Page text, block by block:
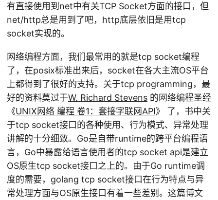
有直接使用到net中有关TCP Socket方面的接口，但
net/http总是用到了吧，http底层依旧是用tcp
socket实现的。
网络编程方面，我们最常用的就是tcp socket编程
了，在posix标准出来后，socket在各大主流OS平台
上都得到了很好的支持。关于tcp programming，最
好的资料莫过于W. Richard Stevens 的网络编程圣经
《UNIX网络 编程 卷1：套接字联网API》 了，书中关
于tcp socket接口的各种使用、行为模式、异常处理
讲解的十分细致。Go是自带runtime的跨平台编程语
言，Go中暴露给语言使用者的tcp socket api是建立
OS原生tcp socket接口之上的。由于Go runtime调
度的需要，golang tcp socket接口在行为特点与异
常处理方面与OS原生接口有着一些差别。这篇博文